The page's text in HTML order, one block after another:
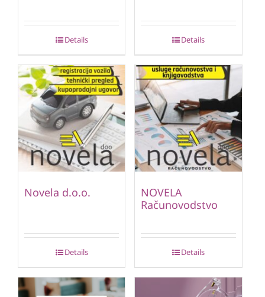
Details Details
Novela d.o.o.
Details
NOVELA
Računovodstvo
Details